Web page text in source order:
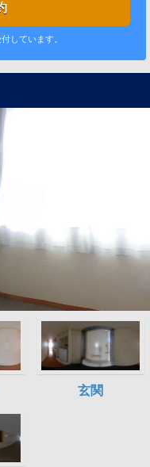
しています。